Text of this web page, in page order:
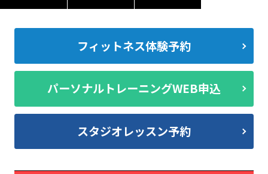
フィットネス体験予約
パーソナルトレーニングWEB申込
スタジオレッスン予約